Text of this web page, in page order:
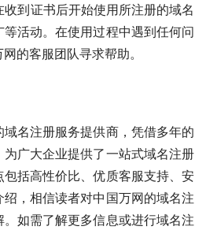
到证书后开始使用所注册的域名
活动。在使用过程中遇到任何问
的客服团队寻求帮助。
名注册服务提供商，凭借多年的
广大企业提供了一站式域名注册
括高性价比、优质客服支持、安
，相信读者对中国万网的域名注
如需了解更多信息或进行域名注